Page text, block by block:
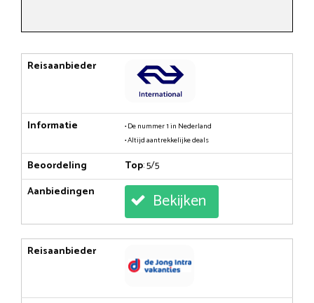
Reisaanbieder
Informatie
• De nummer 1 in Nederland
• Altijd aantrekkelijke deals
Beoordeling Top: 5/5
Aanbiedingen
Bekijken
Reisaanbieder